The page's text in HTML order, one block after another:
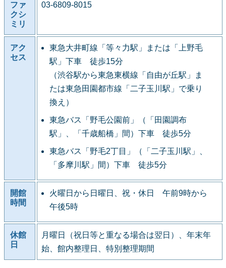
ファ
クシ
ミリ
03-6809-8015
アク
セス
東急大井町線「等々力駅」または「上野毛
駅」下車 徒歩15分
（渋谷駅から東急東横線「自由が丘駅」ま
たは東急田園都市線「二子玉川駅」で乗り
換え）
東急バス「野毛公園前」（「田園調布
駅」、「千歳船橋」間）下車 徒歩5分
東急バス「野毛2丁目」（「二子玉川駅」、
「多摩川駅」間）下車 徒歩5分
開館
時間
火曜日から日曜日、祝・休日 午前9時から
午後5時
休館
日
月曜日（祝日等と重なる場合は翌日）、年末年
始、館内整理日、特別整理期間